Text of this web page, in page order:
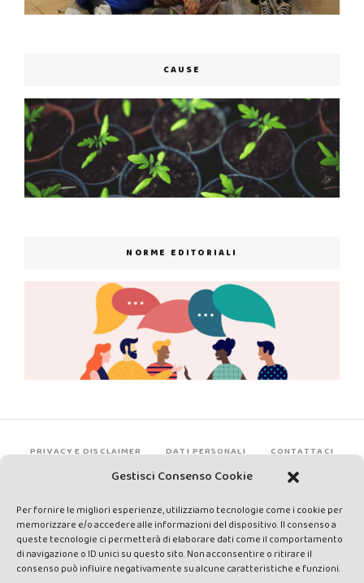
Gestisci Consenso Cookie
Per fornire le migliori esperienze, utilizziamo tecnologie come i cookie per
memorizzare e/o accedere alle informazioni del dispositivo. Il consenso a
queste tecnologie ci permetterà di elaborare dati come il comportamento
di navigazione o ID unici su questo sito. Non acconsentire o ritirare il
consenso può influire negativamente su alcune caratteristiche e funzioni.
CAUSE
NORME EDITORIALI
PRIVACY E DISCLAIMER DATI PERSONALI CONTATTACI